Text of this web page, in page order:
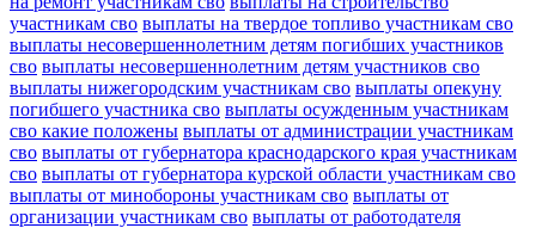
участникам сво выплаты на твердое топливо участникам сво
выплаты несовершеннолетним детям погибших участников
сво выплаты несовершеннолетним детям участников сво
выплаты нижегородским участникам сво выплаты опекуну
погибшего участника сво выплаты осужденным участникам
сво какие положены выплаты от администрации участникам
сво выплаты от губернатора краснодарского края участникам
сво выплаты от губернатора курской области участникам сво
выплаты от минобороны участникам сво выплаты от
организации участникам сво выплаты от работодателя